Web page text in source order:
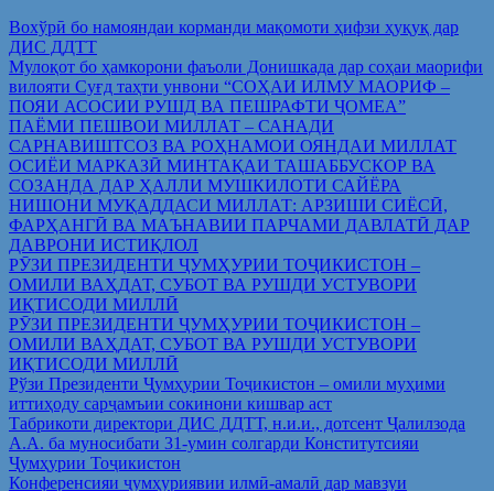
Вохўрӣ бо намояндаи корманди мақомоти ҳифзи ҳуқуқ дар
ДИС ДДТТ
Мулоқот бо ҳамкорони фаъоли Донишкада дар соҳаи маорифи
вилояти Суғд таҳти унвони “СОҲАИ ИЛМУ МАОРИФ –
ПОЯИ АСОСИИ РУШД ВА ПЕШРАФТИ ҶОМЕА”
ПАЁМИ ПЕШВОИ МИЛЛАТ – САНАДИ
САРНАВИШТСОЗ ВА РОҲНАМОИ ОЯНДАИ МИЛЛАТ
ОСИЁИ МАРКАЗӢ МИНТАҚАИ ТАШАББУСКОР ВА
СОЗАНДА ДАР ҲАЛЛИ МУШКИЛОТИ САЙЁРА
НИШОНИ МУҚАДДАСИ МИЛЛАТ: АРЗИШИ СИЁСӢ,
ФАРҲАНГӢ ВА МАЪНАВИИ ПАРЧАМИ ДАВЛАТӢ ДАР
ДАВРОНИ ИСТИҚЛОЛ
РӮЗИ ПРЕЗИДЕНТИ ҶУМҲУРИИ ТОҶИКИСТОН –
ОМИЛИ ВАҲДАТ, СУБОТ ВА РУШДИ УСТУВОРИ
ИҚТИСОДИ МИЛЛӢ
РӮЗИ ПРЕЗИДЕНТИ ҶУМҲУРИИ ТОҶИКИСТОН –
ОМИЛИ ВАҲДАТ, СУБОТ ВА РУШДИ УСТУВОРИ
ИҚТИСОДИ МИЛЛӢ
Рўзи Президенти Ҷумҳурии Тоҷикистон – омили муҳими
иттиҳоду сарҷамъии сокинони кишвар аст
Табрикоти директори ДИС ДДТТ, н.и.и., дотсент Ҷалилзода
А.А. ба муносибати 31-умин солгарди Конститутсияи
Ҷумҳурии Тоҷикистон
Конференсияи ҷумҳуриявии илмӣ-амалӣ дар мавзуи